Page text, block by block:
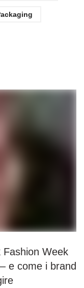
Fashion Week
e come i brand